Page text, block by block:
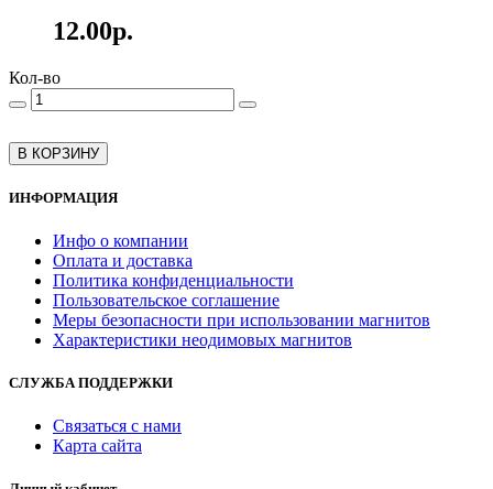
12.00р.
Кол-во
В КОРЗИНУ
ИНФОРМАЦИЯ
Инфо о компании
Оплата и доставка
Политика конфиденциальности
Пользовательское соглашение
Меры безопасности при использовании магнитов
Характеристики неодимовых магнитов
СЛУЖБА ПОДДЕРЖКИ
Связаться с нами
Карта сайта